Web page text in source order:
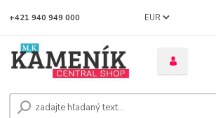
EUR
+421 940 949 000